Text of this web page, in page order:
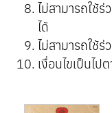
ไม่สามารถใช้
ได้
ไม่สามารถใช้ร่
เงื่อนไขเป็นไ